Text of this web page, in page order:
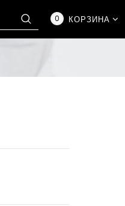
0 КОРЗИНА